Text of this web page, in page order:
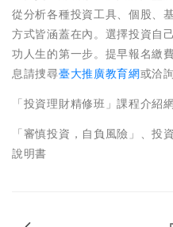
從分析各種投資工具、個股、
方式皆涵蓋在內。選擇投資自
功人生的第一步。提早報名繳
息請捜尋臺大推廣教育網或洽
「投資理財精修班」課程介紹
「審慎投資，自負風險」、投
說明書